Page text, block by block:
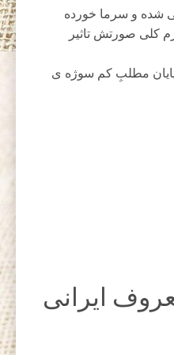
شده و سرما خورده
کلی صورتش تاثیر
فیلم “گشت ارشاد 2” است، به پایان مطلبِ کم سوژه ی
ایرانی